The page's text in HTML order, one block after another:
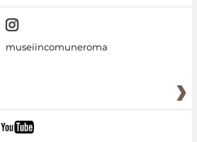
museiincomuneroma